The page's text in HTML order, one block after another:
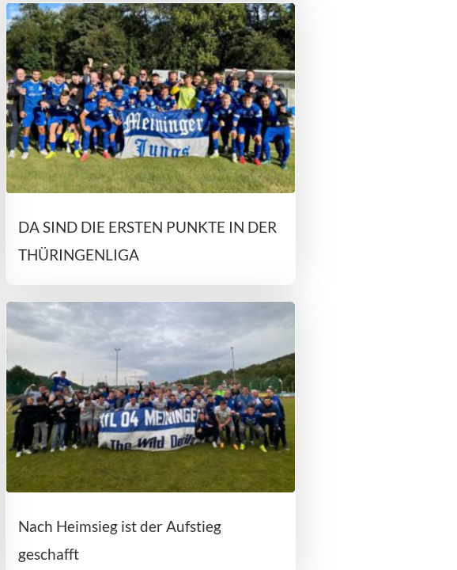
DA SIND DIE ERSTEN PUNKTE IN DER
THÜRINGENLIGA
Nach Heimsieg ist der Aufstieg
geschafft